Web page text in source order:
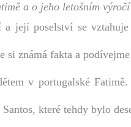
a o jeho letošním
její poselství se
známá fakta a
v portugalské
které tehdy bylo